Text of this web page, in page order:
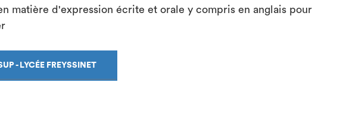
matière d'expression écrite et orale y compris en anglais pour
- LYCÉE FREYSSINET